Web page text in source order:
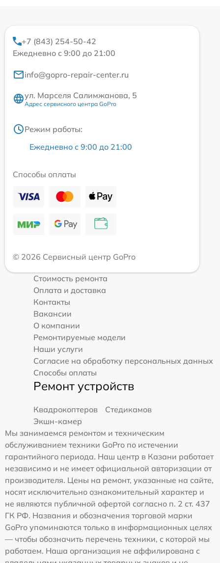
+7 (843) 254-50-42
Ежедневно с 9:00 до 21:00
info@gopro-repair-center.ru
ул. Марселя Салимжанова, 5
Адрес сервисного центра GoPro
Режим работы:
Ежедневно с 9:00 до 21:00
Способы оплаты
© 2026 Сервисный центр GoPro
Стоимость ремонта
Оплата и доставка
Контакты
Вакансии
О компании
Ремонтируемые модели
Наши услуги
Согласие на обработку персональных данных
Способы оплаты
Ремонт устройств
Квадрокоптеров
Стедикамов
Экшн-камер
Мы занимаемся ремонтом и техническим
обслуживанием техники GoPro по истечении
гарантийного периода. Наш центр в Казани работает
независимо и не имеет официальной авторизации от
производителя. Цены на ремонт, указанные на сайте,
носят исключительно ознакомительный характер и
не являются публичной офертой согласно п. 2 ст. 437
ГК РФ. Названия и обозначения торговой марки
GoPro упоминаются только в информационных целях
— чтобы обозначить перечень техники, с которой мы
работаем. Наша организация не аффилирована с